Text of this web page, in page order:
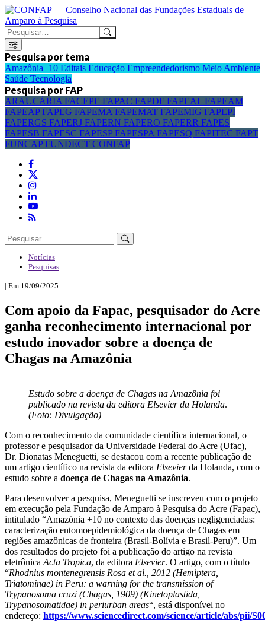
Pesquisa por tema
Amazônia+10 Editais Educação Empreendedorismo Meio Ambiente
Saúde Tecnologia
Pesquisa por FAP
ARAUCÁRIA FACEPE FAPAC FAPDF FAPEAL FAPEAM
FAPEAPFAPEG FAPEMA FAPEMAT FAPEMIG FAPEPI
FAPERGS FAPERJ FAPERN FAPERO FAPERR FAPES
FAPESB FAPESC FAPESPFAPESPA FAPESQ FAPITEC FAPT
FUNCAPFUNDECT CONFAP
Notícias
Pesquisas
| Em 19/09/2025
Com apoio da Fapac, pesquisador do Acre
ganha reconhecimento internacional por
estudo inovador sobre a doença de
Chagas na Amazônia
Estudo sobre a doença de Chagas na Amazônia foi
publicado na revista da editora Elsevier da Holanda.
(Foto: Divulgação)
Com o reconhecimento da comunidade científica internacional, o
professor e pesquisador da Universidade Federal do Acre (Ufac),
Dr. Dionatas Meneguetti, se destacou com a recente publicação de
um artigo científico na revista da editora Elsevierda Holanda, com o
estudo sobre a doença de Chagas na Amazônia.
Para desenvolver a pesquisa, Meneguetti se inscreveu com o projeto
em execução pela Fundação de Amparo à Pesquisa do Acre (Fapac),
intitulado “Amazônia +10 no contexto das doenças negligenciadas:
caracterização entomoepidemiológica da doença de Chagas em
regiões amazônicas de fronteira (Brasil-Bolívia e Brasil-Peru)”. Um
dos resultados do projeto foi a publicação do artigo na revista
eletrônicaActa Tropica, da editora Elsevier. O artigo, com o título
“Rhodnius montenegrensis Rosa et al., 2012 (Hemiptera,
Triatominae) in Peru: a warning for the transmission of
Trypanosoma cruzi (Chagas, 1909) (Kinetoplastida,
Trypanosomatidae) in periurban areas“, está disponível no
endereço: https://www.sciencedirect.com/science/article/abs/pii/